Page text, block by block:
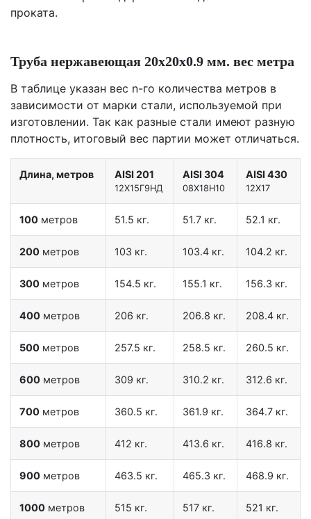
проката.
Труба нержавеющая 20х20х0.9 мм. вес метра
В таблице указан вес n-го количества метров в
зависимости от марки стали, используемой при
изготовлении. Так как разные стали имеют разную
плотность, итоговый вес партии может отличаться.
Длина, метров AISI 201
12X15Г9НД
AISI 304
08Х18Н10
AISI 430
12Х17
100 метров 51.5 кг. 51.7 кг. 52.1 кг.
200 метров 103 кг. 103.4 кг. 104.2 кг.
300 метров 154.5 кг. 155.1 кг. 156.3 кг.
400 метров 206 кг. 206.8 кг. 208.4 кг.
500 метров 257.5 кг. 258.5 кг. 260.5 кг.
600 метров 309 кг. 310.2 кг. 312.6 кг.
700 метров 360.5 кг. 361.9 кг. 364.7 кг.
800 метров 412 кг. 413.6 кг. 416.8 кг.
900 метров 463.5 кг. 465.3 кг. 468.9 кг.
1000 метров 515 кг. 517 кг. 521 кг.